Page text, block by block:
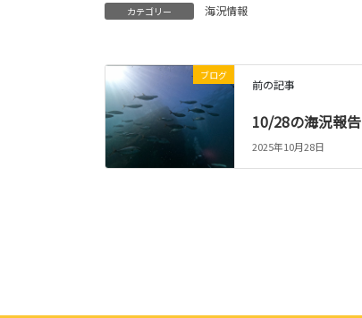
カテゴリー 海況情報
ブログ
前の記事
10/28の海況報告
2025年10月28日